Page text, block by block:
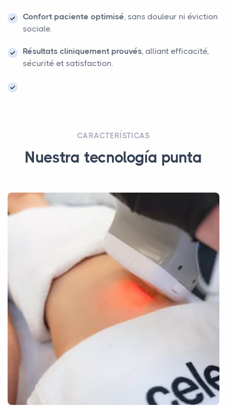
Confort paciente optimisé, sans douleur ni éviction
sociale.
Résultats cliniquement prouvés, alliant efficacité,
sécurité et satisfaction.
CARACTERÍSTICAS
Nuestra tecnología punta